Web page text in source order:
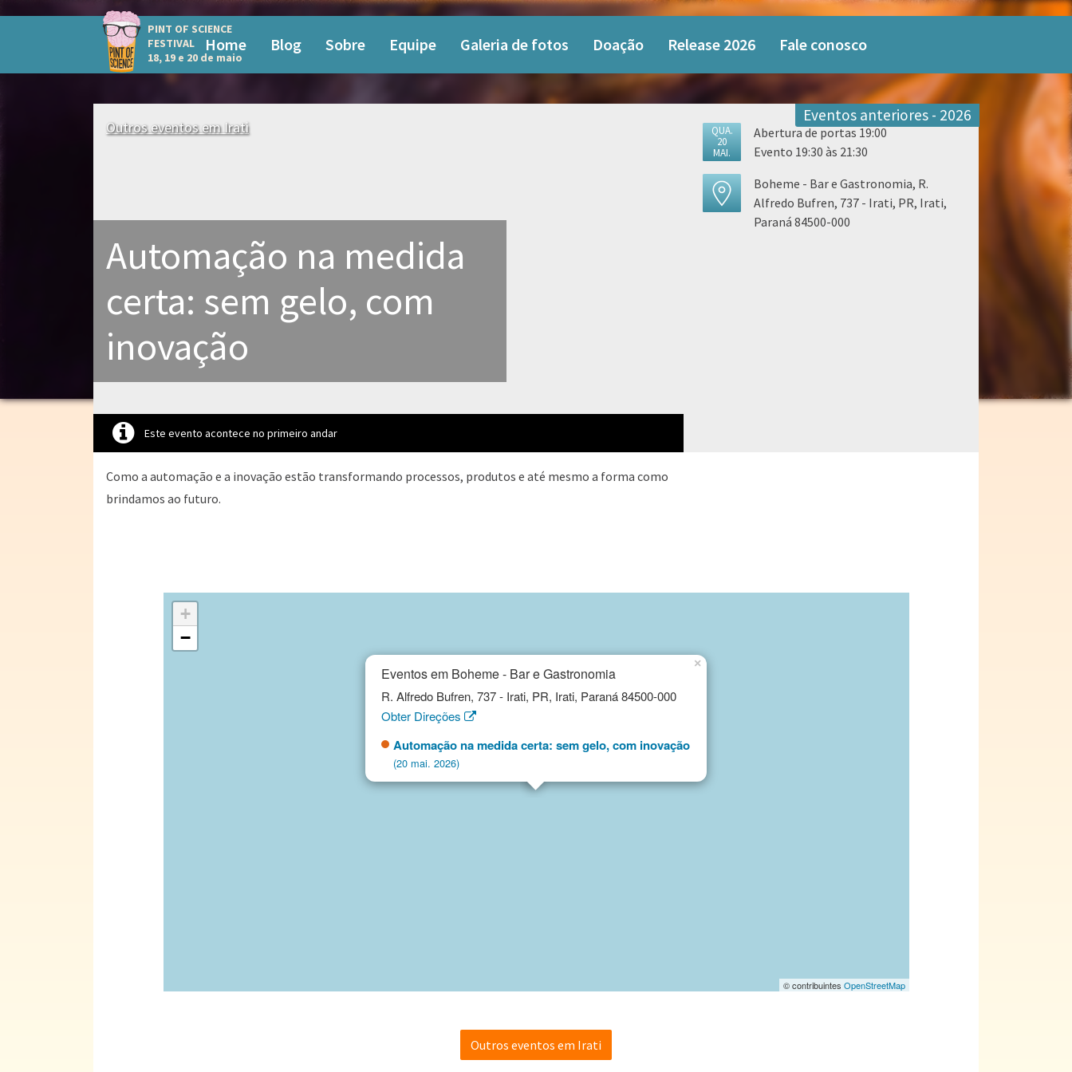
PINT OF SCIENCE
FESTIVAL
18, 19 e 20 de maio
Home Blog Sobre Equipe Galeria de fotos Doação Release 2026 Fale conosco
Outros eventos em Irati
Automação na medida
certa: sem gelo, com
inovação
Este evento acontece no primeiro andar
Eventos anteriores - 2026
QUA.
20
MAI.
Abertura de portas 19:00
Evento 19:30 às 21:30
Boheme - Bar e Gastronomia, R.
Alfredo Bufren, 737 - Irati, PR, Irati,
Paraná 84500-000
Como a automação e a inovação estão transformando processos, produtos e até mesmo a forma como
brindamos ao futuro.
Eventos em Boheme - Bar e Gastronomia
R. Alfredo Bufren, 737 - Irati, PR, Irati, Paraná 84500-000
Obter Direções
Automação na medida certa: sem gelo, com inovação
(20 mai. 2026)
×
+
−
© contribuintes OpenStreetMap
Outros eventos em Irati